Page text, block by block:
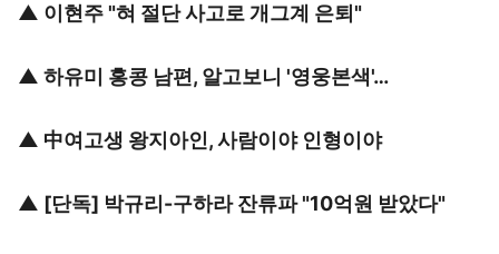
▲ 이현주 "혀 절단 사고로 개그계 은퇴"
▲ 하유미 홍콩 남편, 알고보니 '영웅본색'…
▲ 中여고생 왕지아인, 사람이야 인형이야
▲ [단독] 박규리-구하라 잔류파 "10억원 받았다"